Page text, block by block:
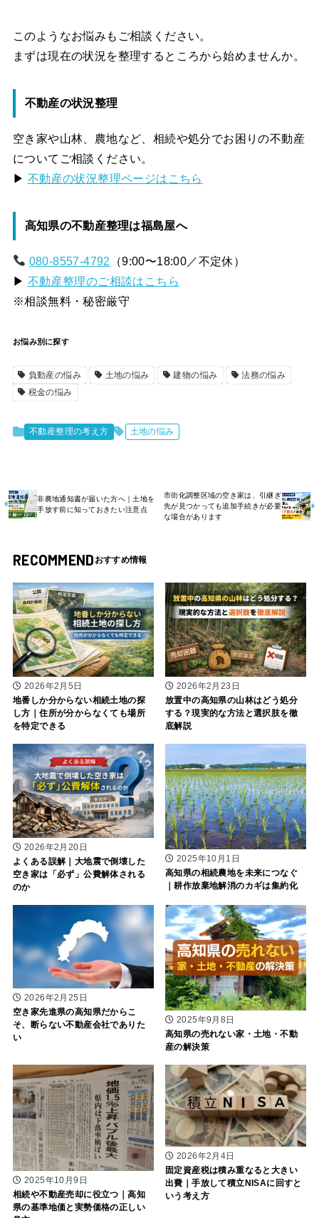
このようなお悩みもご相談ください。
まずは現在の状況を整理するところから始めませんか。
不動産の状況整理
空き家や山林、農地など、相続や処分でお困りの不動産
についてご相談ください。
▶ 不動産の状況整理ページはこちら
高知県の不動産整理は福島屋へ
080-8557-4792
（9:00〜18:00／不定休）
▶ 不動産整理のご相談はこちら
※相談無料・秘密厳守
お悩み別に探す
負動産の悩み 土地の悩み 建物の悩み
法務の悩み
税金の悩み
不動産整理の考え方 土地の悩み
非農地通知書が届いた方へ｜土地を
手放す前に知っておきたい注意点
市街化調整区域の空き家は、引継ぎ
先が見つかっても追加手続きが必要
な場合があります
RECOMMEND
2026年2月5日
地番しか分からない相続土地の探
し方｜住所が分からなくても場所
を特定できる
2026年2月23日
放置中の高知県の山林はどう処分
する？現実的な方法と選択肢を徹
底解説
2026年2月20日
よくある誤解｜大地震で倒壊した
空き家は「必ず」公費解体される
のか
2025年10月1日
高知県の相続農地を未来につなぐ
｜耕作放棄地解消のカギは集約化
2026年2月25日
空き家先進県の高知県だからこ
そ、断らない不動産会社でありた
い
2025年9月8日
高知県の売れない家・土地・不動
産の解決策
2025年10月9日
相続や不動産売却に役立つ｜高知
県の基準地価と実勢価格の正しい
2026年2月4日
固定資産税は積み重なると大きい
出費｜手放して積立NISAに回すと
いう考え方